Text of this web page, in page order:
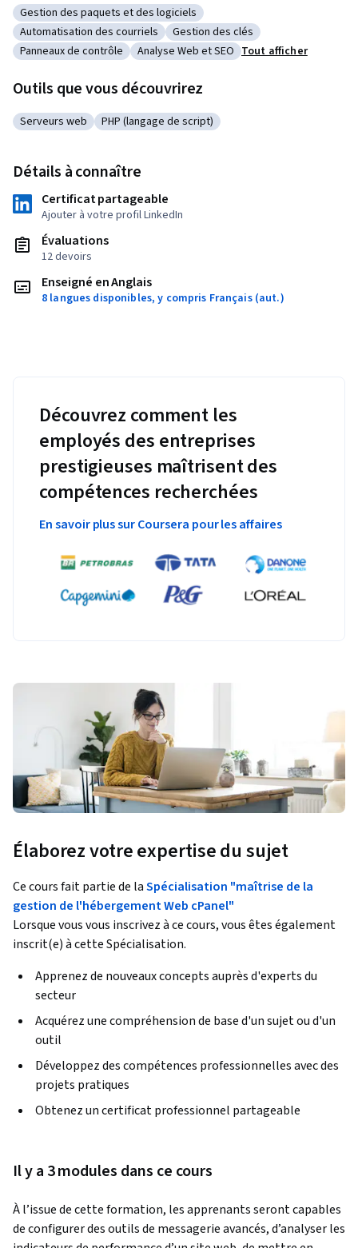
Catégorie : Gestion des paquets et des logiciels
Gestion des paquets et des logiciels
Catégorie : Automatisation des courriels
Automatisation des courriels Catégorie : Gestion des clés
Gestion des clés
Catégorie : Panneaux de contrôle
Panneaux de contrôle Catégorie : Analyse Web et SEO
Analyse Web et SEO Tout afficher
Outils que vous découvrirez
Catégorie : Serveurs web
Serveurs web Catégorie : PHP (langage de script)
PHP (langage de script)
Détails à connaître
Certificat partageable
Ajouter à votre profil LinkedIn
Évaluations
12 devoirs
Enseigné en Anglais
8 langues disponibles, y compris Français (aut.)
Découvrez comment les
employés des entreprises
prestigieuses maîtrisent des
compétences recherchées
En savoir plus sur Coursera pour les affaires
Élaborez votre expertise du sujet
Ce cours fait partie de laSpécialisation "maîtrise de la
gestion de l'hébergement Web cPanel"
Lorsque vous vous inscrivez à ce cours, vous êtes également
inscrit(e) à cette Spécialisation.
Apprenez de nouveaux concepts auprès d'experts du
secteur
Acquérez une compréhension de base d'un sujet ou d'un
outil
Développez des compétences professionnelles avec des
projets pratiques
Obtenez un certificat professionnel partageable
Il y a 3 modules dans ce cours
À l’issue de cette formation, les apprenants seront capables
de configurer des outils de messagerie avancés, d’analyser les